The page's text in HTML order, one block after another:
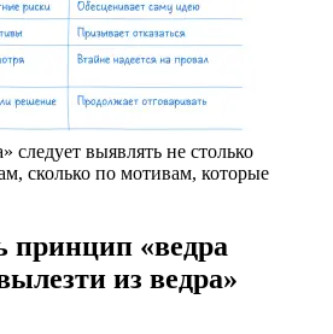
выявлять не столько
сколько по мотивам, которые
принцип «ведра
из ведра»